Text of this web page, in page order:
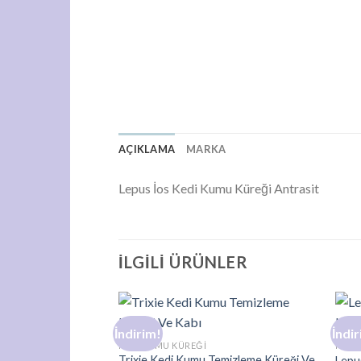
AÇIKLAMA MARKA
Lepus İos Kedi Kumu Küreği Antrasit
İLGILI ÜRÜNLER
İndirim!
KEDI KUMU KÜREĞI KEDI